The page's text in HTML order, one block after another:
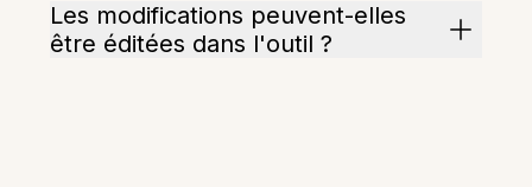
Les modifications peuvent-elles
être éditées dans l'outil ?